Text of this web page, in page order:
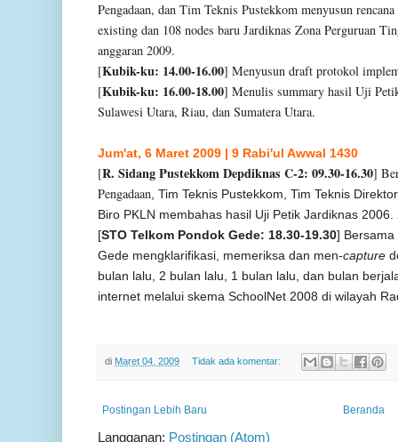
Pengadaan, dan Tim Teknis Pustekkom menyusun
existing dan 108 nodes baru Jardiknas Zona Perguruan
anggaran 2009.
[Kubik-ku: 14.00-16.00] Menyusun draft protokol
[Kubik-ku: 16.00-18.00] Menulis summary hasil Uji
Sulawesi Utara, Riau, dan Sumatera Utara.
Jum'at, 6 Maret 2009 | 9 Rabi'ul Awwal 1430
[R. Sidang Pustekkom Depdiknas C-2: 09.30-16.30]
Pengadaan , Tim Teknis Pustekkom, Tim Teknis
Biro PKLN membahas hasil Uji Petik Jardiknas
[STO Telkom Pondok Gede: 18.30-19.30] Bersama
Gede mengklarifikasi, memeriksa dan men-capture
bulan lalu, 2 bulan lalu, 1 bulan lalu, dan bulan
internet melalui skema SchoolNet 2008 di wilayah
di Maret 04, 2009 Tidak ada komentar:
Postingan Lebih Baru Beranda
Langganan: Postingan (Atom)